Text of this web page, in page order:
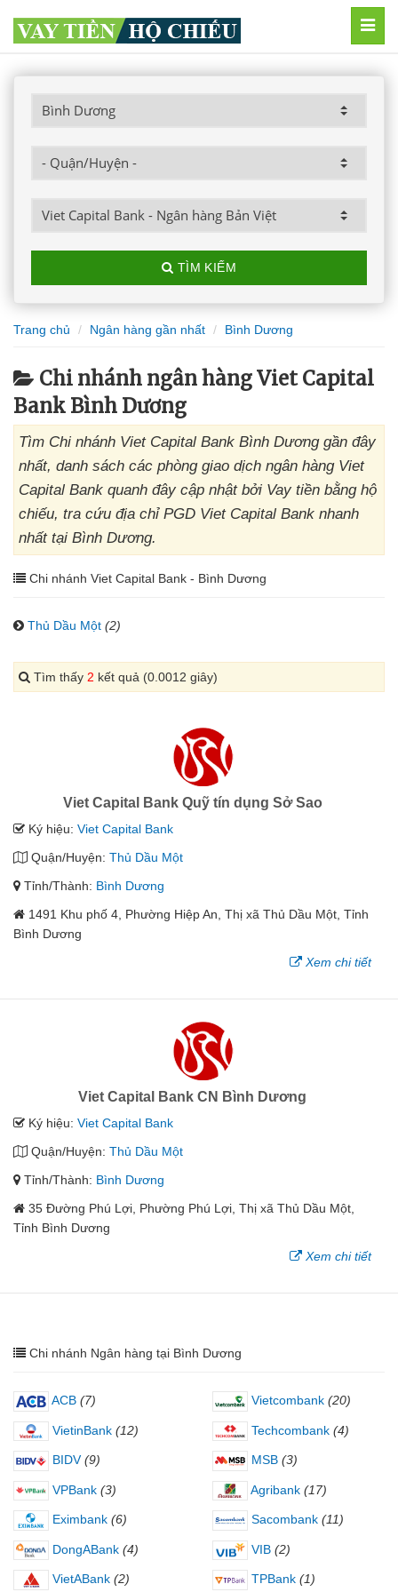
TÌM KIẾM
Trang chủ Ngân hàng gần nhất Bình Dương
Chi nhánh ngân hàng Viet Capital
Bank Bình Dương
Tìm Chi nhánh Viet Capital Bank Bình Dương gần đây
nhất, danh sách các phòng giao dịch ngân hàng Viet
Capital Bank quanh đây cập nhật bởi Vay tiền bằng hộ
chiếu, tra cứu địa chỉ PGD Viet Capital Bank nhanh
nhất tại Bình Dương.
Chi nhánh Viet Capital Bank - Bình Dương
Thủ Dầu Một (2)
Tìm thấy 2 kết quả (0.0012 giây)
Viet Capital Bank Quỹ tín dụng Sở Sao
Ký hiệu: Viet Capital Bank
Quận/Huyện: Thủ Dầu Một
Tỉnh/Thành: Bình Dương
1491 Khu phố 4, Phường Hiệp An, Thị xã Thủ Dầu Một, Tỉnh
Bình Dương
Xem chi tiết
Viet Capital Bank CN Bình Dương
Ký hiệu: Viet Capital Bank
Quận/Huyện: Thủ Dầu Một
Tỉnh/Thành: Bình Dương
35 Đường Phú Lợi, Phường Phú Lợi, Thị xã Thủ Dầu Một,
Tỉnh Bình Dương
Xem chi tiết
Chi nhánh Ngân hàng tại Bình Dương
ACB (7) Vietcombank (20)
VietinBank (12) Techcombank (4)
BIDV (9) MSB (3)
VPBank (3) Agribank (17)
Eximbank (6) Sacombank (11)
DongABank (4) VIB (2)
VietABank (2) TPBank (1)